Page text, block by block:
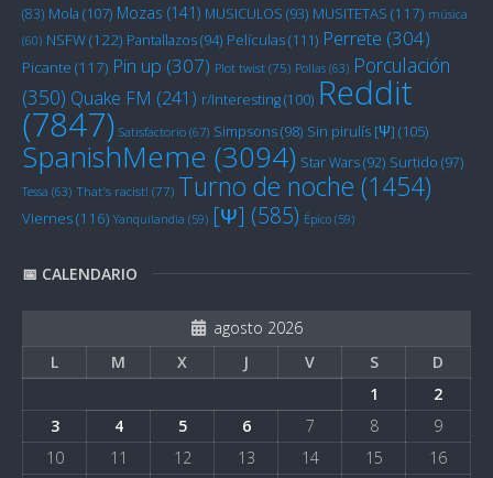
(83) Mola (107) Mozas (141) MUSICULOS (93) MUSITETAS (117) música
(60) NSFW(122) Pantallazos(94) Películas(111) Perrete (304)
Picante (117) Pin up (307) Plot twist (75) Pollas (63) Porculación
(350) Quake FM (241) r/Interesting(100) Reddit
(7847) Satisfactorio (67) Simpsons(98) Sin pirulís [Ψ] (105)
SpanishMeme (3094) Star Wars(92) Surtido (97)
Tessa (63) That's racist! (77) Turno de noche (1454)
Viernes(116) Yanquilandia (59) [Ψ] (585) Épico (59)
📅 CALENDARIO
agosto 2026
L
M X J V S
D
1
2
3
4 5 6 7 8
9
10
11 12 13 14 15 16